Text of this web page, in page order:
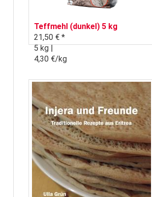
Teffmehl (dunkel) 5 kg
21,50 € *
5 kg |
4,30 €/kg